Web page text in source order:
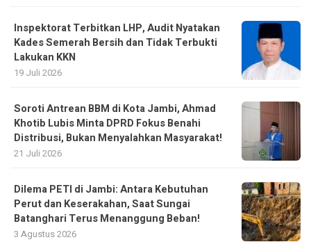
Inspektorat Terbitkan LHP, Audit Nyatakan
Kades Semerah Bersih dan Tidak Terbukti
Lakukan KKN
19 Juli 2026
Soroti Antrean BBM di Kota Jambi, Ahmad
Khotib Lubis Minta DPRD Fokus Benahi
Distribusi, Bukan Menyalahkan Masyarakat!
21 Juli 2026
Dilema PETI di Jambi: Antara Kebutuhan
Perut dan Keserakahan, Saat Sungai
Batanghari Terus Menanggung Beban!
3 Agustus 2026